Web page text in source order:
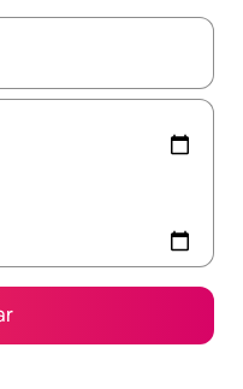
navega con las